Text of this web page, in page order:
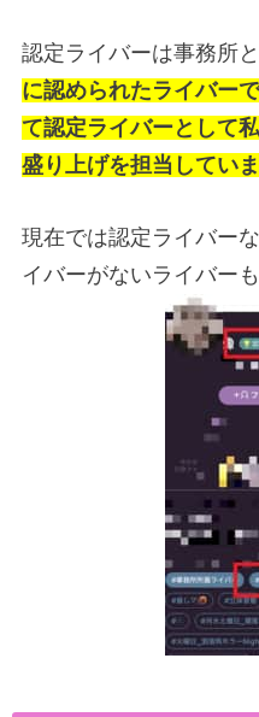
認定ライバーは事務所
に認められたライバー
て認定ライバーとして
盛り上げを担当していま
現在では認定ライバー
イバーがないライバーも